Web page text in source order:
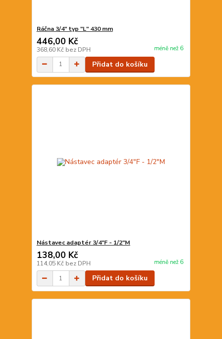
Ráčna 3/4" typ "L" 430 mm
446,00 Kč
368,60 Kč bez DPH méně než 6
Přidat do košíku
Nástavec adaptér 3/4"F - 1/2"M
138,00 Kč
114,05 Kč bez DPH méně než 6
Přidat do košíku